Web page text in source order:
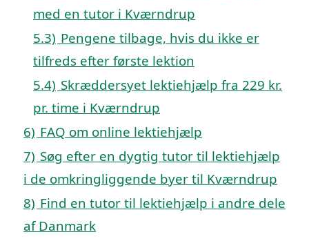
med en tutor i Kværndrup
5.3) Pengene tilbage, hvis du ikke er
tilfreds efter første lektion
5.4) Skræddersyet lektiehjælp fra 229 kr.
pr. time i Kværndrup
6) FAQ om online lektiehjælp
7) Søg efter en dygtig tutor til lektiehjælp
i de omkringliggende byer til Kværndrup
8) Find en tutor til lektiehjælp i andre dele
af Danmark